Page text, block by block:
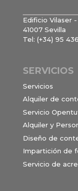
Edificio Vilaser
41007 Sevilla
Tel: (+34) 95
SERVICIOS
Servicios
Alquiler de
Servicio
Alquiler y
Diseño de
Impartición de
Servicio de